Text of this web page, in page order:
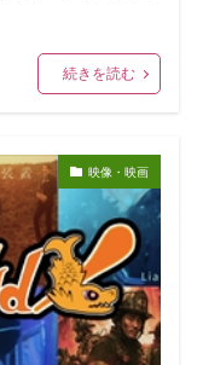
続きを読む
映像・映画